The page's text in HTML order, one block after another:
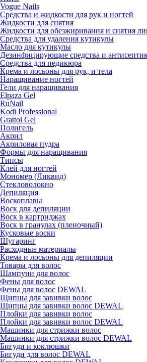
Vogue Nails
Средства и жидкости для рук и ногтей
Жидкости для снятия
Жидкости для обезжиривания и снятия
Средства для удаления кутикулы
Масло для кутикулы
Дезинфицирующие средства и
Средства для педикюра
Крема и лосьоны для рук, и тела
Наращивание ногтей
Гели для наращивания
Elpaza Gel
RuNail
Kodi Professional
Grattol Gel
Полигель
Акрил
Акриловая пудра
Формы для наращивания
Типсы
Клей для ногтей
Мономер (Ликвид)
Стекловолокно
Депиляция
Воскоплавы
Воск для депиляции
Воск в картриджах
Воск в гранулах (пленочный)
Кусковые воски
Шугаринг
Расходные материалы
Крема и лосьоны для депиляции
Товары для волос
Шампуни для волос
Фены для волос
Фены для волос DEWAL
Щипцы для завивки волос
Щипцы для завивки волос DEWAL
Плойки для завивки волос
Плойки для завивки волос DEWAL
Машинки для стрижки волос
Машинки для стрижки волос DEWAL
Бигуди и коклюшки
Бигуди для волос DEWAL